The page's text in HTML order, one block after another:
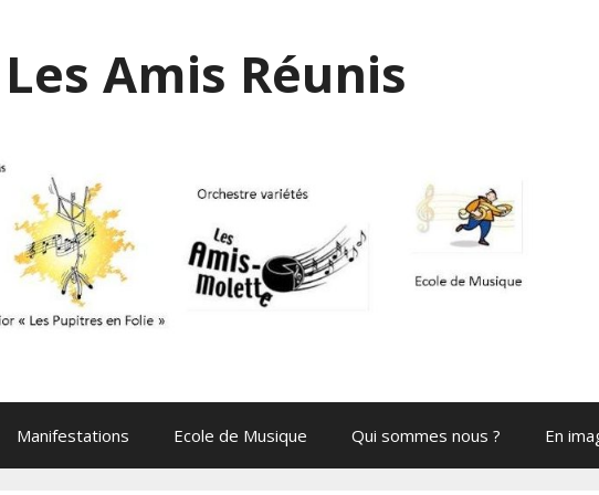
Amis Réunis
Manifestations Ecole de Musique Qui sommes nous ? En